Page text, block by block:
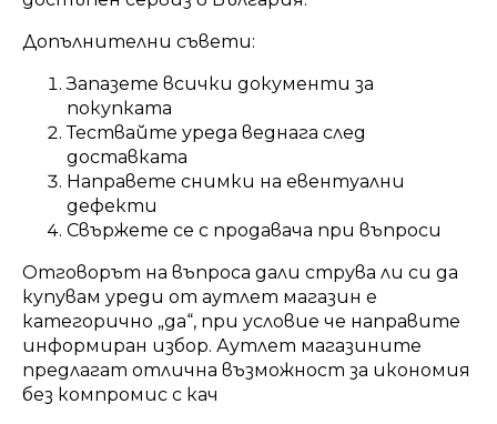
Допълнителни съвети:
Запазете всички документи за
покупката
Тествайте уреда веднага след
доставката
Направете снимки на евентуални
дефекти
Свържете се с продавача при въпроси
Отговорът на въпроса дали струва ли си да
купувам уреди от аутлет магазин е
категорично „да“, при условие че направите
информиран избор. Аутлет магазините
предлагат отлична възможност за икономия
без компромис с кач